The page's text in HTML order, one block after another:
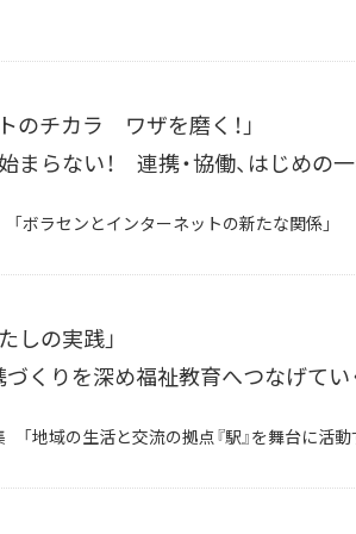
のチカラ ワザを磨く！」
まらない！ 連携・協働、はじめの
ボラセンとインターネットの新たな関係」
しの実践」
くりを深め福祉教育へつなげてい
地域の生活と交流の拠点『駅』を舞台に活動